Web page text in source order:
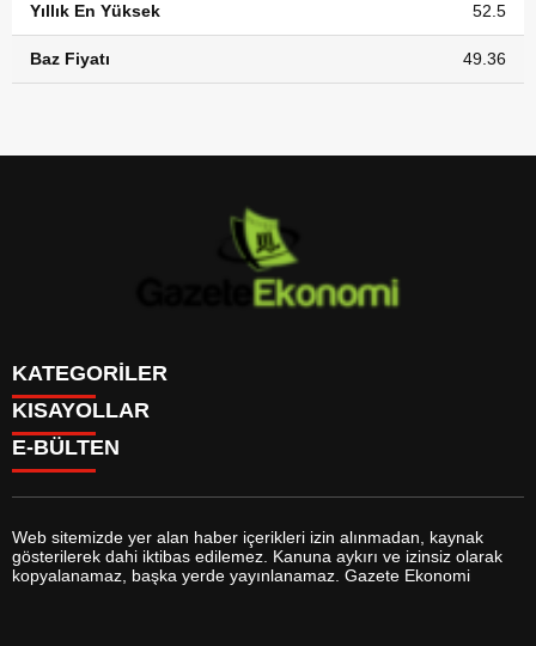
Yıllık En Yüksek 52.5
Baz Fiyatı 49.36
KATEGORİLER
GÜNDEM
DÜNYA
SİYASET
MAGAZİN
SAĞLIK
EĞİTİM
YAŞAM
KISAYOLLAR
BURÇLAR
FİKSTÜR
FİRMA EKLE
FİRMA REHBERİ
E-BÜLTEN
gazeteekonomi.com e-bültenine abone olarak, tarafınıza haber,
Web sitemizde yer alan haber içerikleri izin alınmadan, kaynak
gösterilerek dahi iktibas edilemez. Kanuna aykırı ve izinsiz olarak
kopyalanamaz, başka yerde yayınlanamaz. Gazete Ekonomi